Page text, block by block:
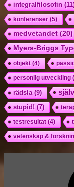
integralfilosofin
konferenser(5)
medvetandet(20)
Myers-Briggs
objekt(4)
personlig utveckling
rädsla(9)
stupid!(7)
testresultat(4)
vetenskap &